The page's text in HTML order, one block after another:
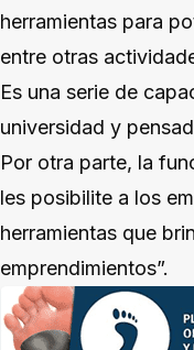
herramientas para
entre otras
Es una serie de
universidad y
Por otra parte, la
les posibilite a los
herramientas que
emprendimientos”.